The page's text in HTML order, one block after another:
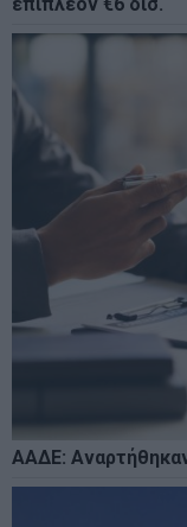
ΑΑΔΕ: